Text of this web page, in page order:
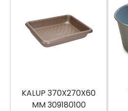
KALUP 370X270X60
MM 309180100